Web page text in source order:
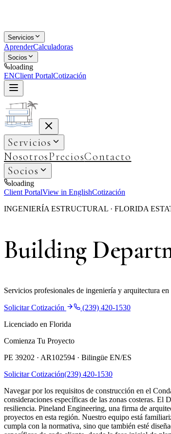
Servicios
AprenderCalculadoras
Socios
loading
ENClient PortalCotización
Servicios
NosotrosPreciosContacto
Socios
loading
Client PortalView in EnglishCotización
INGENIERÍA ESTRUCTURAL · FLORIDA
Building
Servicios profesionales de ingeniería y arquitectura
Solicitar Cotización
(239) 420-1530
Licenciado en Florida
Comienza Tu Proyecto
PE 39202 · AR102594 · Bilingüe EN/ES
Solicitar Cotización(239) 420-1530
Navegar por los requisitos de construcción en el
consideraciones específicas de las zonas costeras. El
resiliencia. Pineland Engineering, una firma de
proyectos en esta región. Nuestro equipo está
cumpla con la normativa, sino que también esté